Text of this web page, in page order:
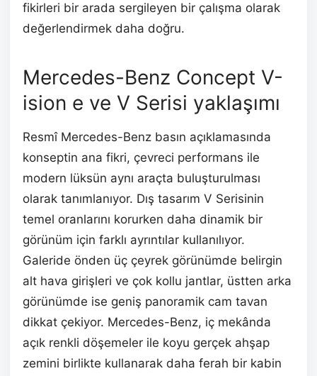
fikirleri bir arada sergileyen bir çalışma olarak
değerlendirmek daha doğru.
Mercedes-Benz Concept V-
ision e ve V Serisi yaklaşımı
Resmî Mercedes-Benz basın açıklamasında
konseptin ana fikri, çevreci performans ile
modern lüksün aynı araçta buluşturulması
olarak tanımlanıyor. Dış tasarım V Serisinin
temel oranlarını korurken daha dinamik bir
görünüm için farklı ayrıntılar kullanılıyor.
Galeride önden üç çeyrek görünümde belirgin
alt hava girişleri ve çok kollu jantlar, üstten arka
görünümde ise geniş panoramik cam tavan
dikkat çekiyor. Mercedes-Benz, iç mekânda
açık renkli döşemeler ile koyu gerçek ahşap
zemini birlikte kullanarak daha ferah bir kabin